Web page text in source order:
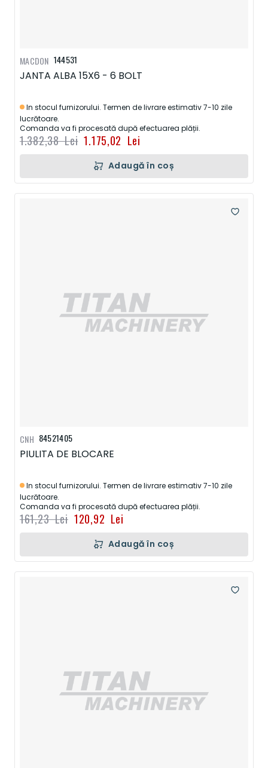
144531
JANTA ALBA 15X6 - 6 BOLT
In stocul furnizorului. Termen de livrare estimativ 7-10 zile
lucrătoare.
Comanda va fi procesată după efectuarea plății.
1.175,02 Lei
1.382,38 Lei
MACDON
Adaugă în coș
84521405
PIULITA DE BLOCARE
In stocul furnizorului. Termen de livrare estimativ 7-10 zile
lucrătoare.
Comanda va fi procesată după efectuarea plății.
120,92 Lei
161,23 Lei
CNH
Adaugă în coș